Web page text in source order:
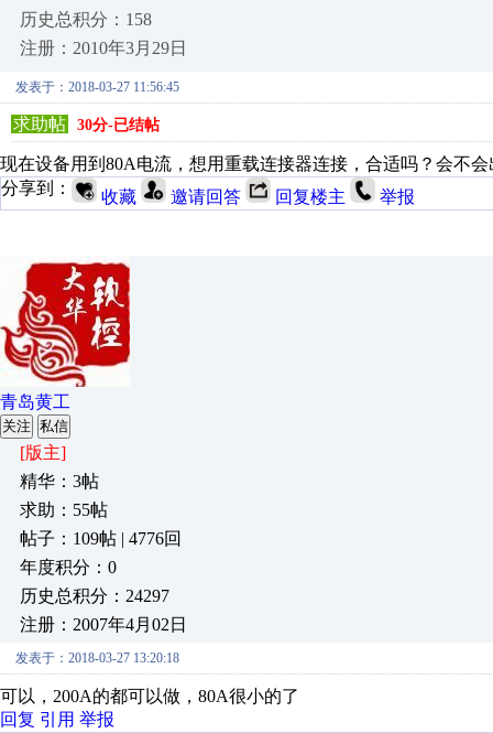
历史总积分：158
注册：2010年3月29日
发表于：2018-03-27 11:56:45
求助帖 30分-已结帖
现在设备用到80A电流，想用重载连接器连接，合适吗？会不
分享到：
收藏 邀请回答 回复楼主 举报
青岛黄工
关注 私信
[版主]
精华：3帖
求助：55帖
帖子：109帖 | 4776回
年度积分：0
历史总积分：24297
注册：2007年4月02日
发表于：2018-03-27 13:20:18
可以，200A的都可以做，80A很小的了
回复 引用 举报